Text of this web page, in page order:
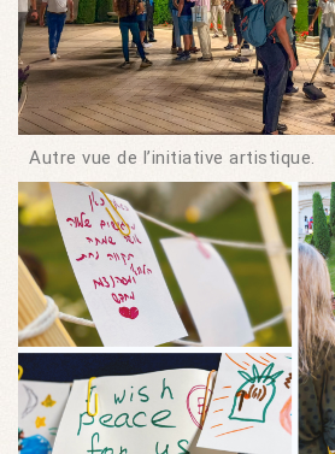
Autre vue de l’initiative artistique.